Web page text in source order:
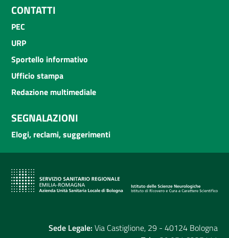
CONTATTI
PEC
URP
Sportello informativo
Ufficio stampa
Redazione multimediale
SEGNALAZIONI
Elogi, reclami, suggerimenti
Sede Legale: Via Castiglione, 29 - 40124 Bologna